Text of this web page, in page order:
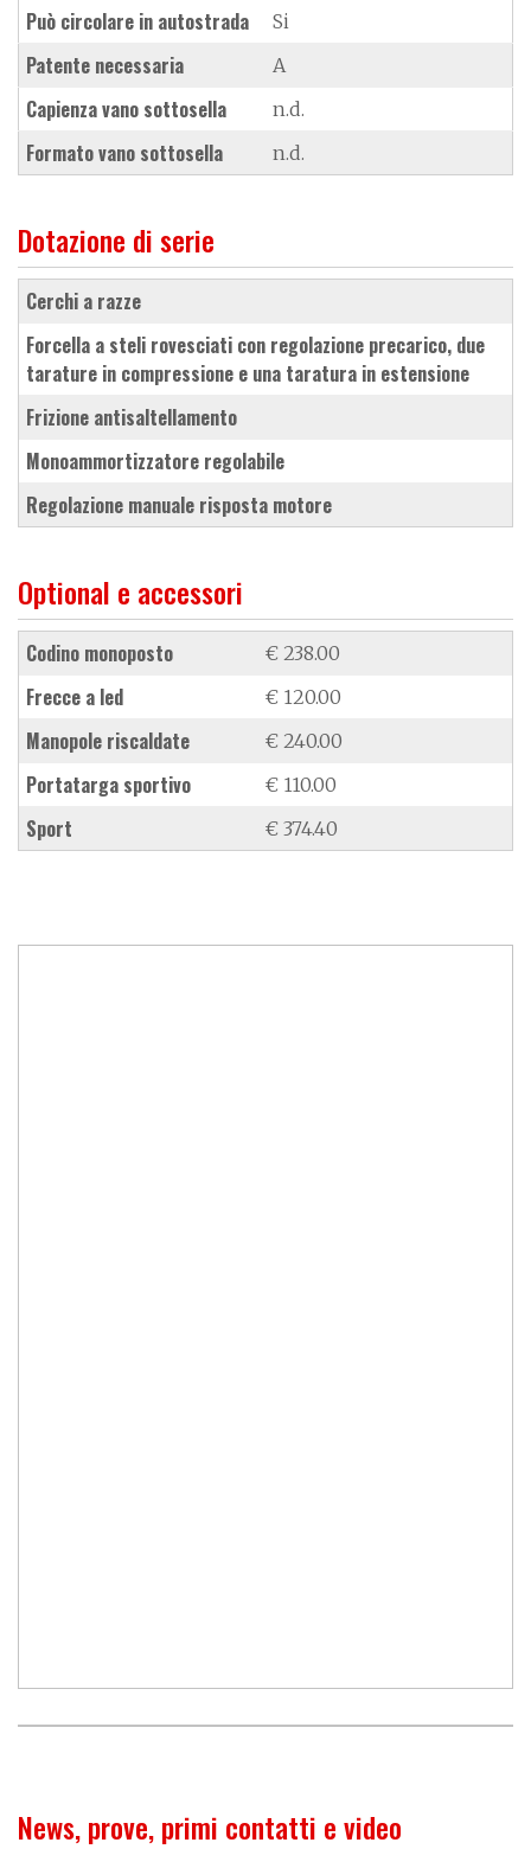
Può circolare in autostrada Si
Patente necessaria A
Capienza vano sottosella n.d.
Formato vano sottosella n.d.
Dotazione di serie
cerchi a razze
forcella a steli rovesciati con regolazione precarico, due
tarature in compressione e una taratura in estensione
frizione antisaltellamento
monoammortizzatore regolabile
regolazione manuale risposta motore
Optional e accessori
codino monoposto € 238.00
frecce a led € 120.00
manopole riscaldate € 240.00
portatarga sportivo € 110.00
Sport € 374.40
News, prove, primi contatti e video